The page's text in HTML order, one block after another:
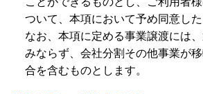
ついて、本項において予め同意した
なお、本項に定める事業譲渡には
みならず、会社分割その他事業が
合を含むものとします。